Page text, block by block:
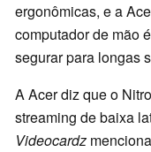
ergonômicas, e a
computador de mão
segurar para longas
A Acer diz que o
streaming de baixa
Videocardz